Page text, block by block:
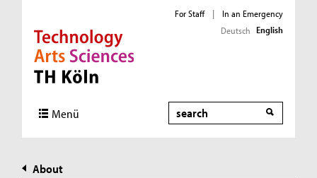
Direkt zur Hauptnavigation
Direkt zur Subnavigation
Direkt zum Inhalt
Direkt zum Fußbereich
For Staff |
In an Emergency
Deutsch English
Menü Search
About